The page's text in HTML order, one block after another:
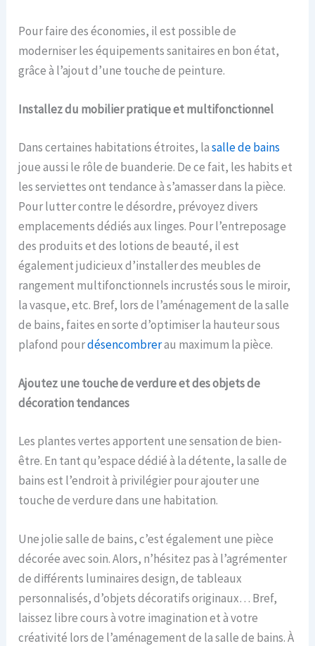
Pour faire des économies, il est possible de
moderniser les équipements sanitaires en bon état,
grâce à l’ajout d’une touche de peinture.
Installez du mobilier pratique et multifonctionnel
Dans certaines habitations étroites, lasalle de bains
joue aussi le rôle de buanderie. De ce fait, les habits et
les serviettes ont tendance à s’amasser dans la pièce.
Pour lutter contre le désordre, prévoyez divers
emplacements dédiés aux linges. Pour l’entreposage
des produits et des lotions de beauté, il est
également judicieux d’installer des meubles de
rangement multifonctionnels incrustés sous le miroir,
la vasque, etc. Bref, lors de l’aménagement de la salle
de bains, faites en sorte d’optimiser la hauteur sous
plafond pourdésencombrerau maximum la pièce.
Ajoutez une touche de verdure et des objets de
décoration tendances
Les plantes vertes apportent une sensation de bien-
être. En tant qu’espace dédié à la détente, la salle de
bains est l’endroit à privilégier pour ajouter une
touche de verdure dans une habitation.
Une jolie salle de bains, c’est également une pièce
décorée avec soin. Alors, n’hésitez pas à l’agrémenter
de différents luminaires design, de tableaux
personnalisés, d’objets décoratifs originaux… Bref,
laissez libre cours à votre imagination et à votre
créativité lors de l’aménagement de la salle de bains. À